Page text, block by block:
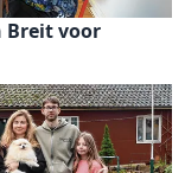
Breit voor